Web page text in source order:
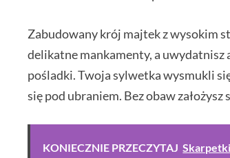
Zabudowany krój majtek z wysokim
delikatne mankamenty, a uwydatnisz
pośladki. Twoja sylwetka wysmukli
się pod ubraniem. Bez obaw
KONIECZNIE PRZECZYTAJ